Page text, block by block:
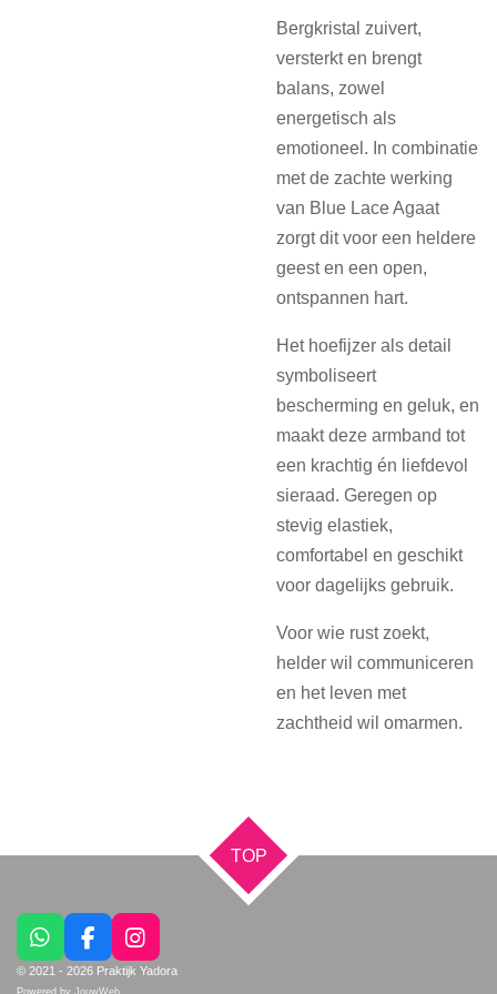
Bergkristal zuivert,
versterkt en brengt
balans, zowel
energetisch als
emotioneel. In combinatie
met de zachte werking
van Blue Lace Agaat
zorgt dit voor een heldere
geest en een open,
ontspannen hart.
Het hoefijzer als detail
symboliseert
bescherming en geluk, en
maakt deze armband tot
een krachtig én liefdevol
sieraad. Geregen op
stevig elastiek,
comfortabel en geschikt
voor dagelijks gebruik.
Voor wie rust zoekt,
helder wil communiceren
en het leven met
zachtheid wil omarmen.
TOP
W
h
a
F
a
c
I
n
© 2021 - 2026 Praktijk Yadora
Powered by JouwWeb